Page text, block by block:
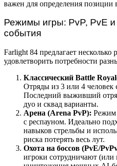
важен для определения позиции
Режимы игры: PvP, PvE
события
Farlight 84 предлагает
удовлетворить потребности
Классический Battle
Отряды из 3 или 4 человек
Последний выживший
дуо и сквад варианты.
Арена (Arena PvP): Режим
с респауном. Идеально
навыков стрельбы и
риска потерять весь лут.
Охота на боссов (PvE/
игроки сотрудничают (или